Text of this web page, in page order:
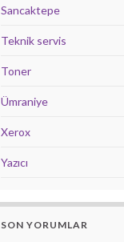
Sancaktepe
Teknik servis
Toner
Ümraniye
Xerox
Yazıcı
SON YORUMLAR